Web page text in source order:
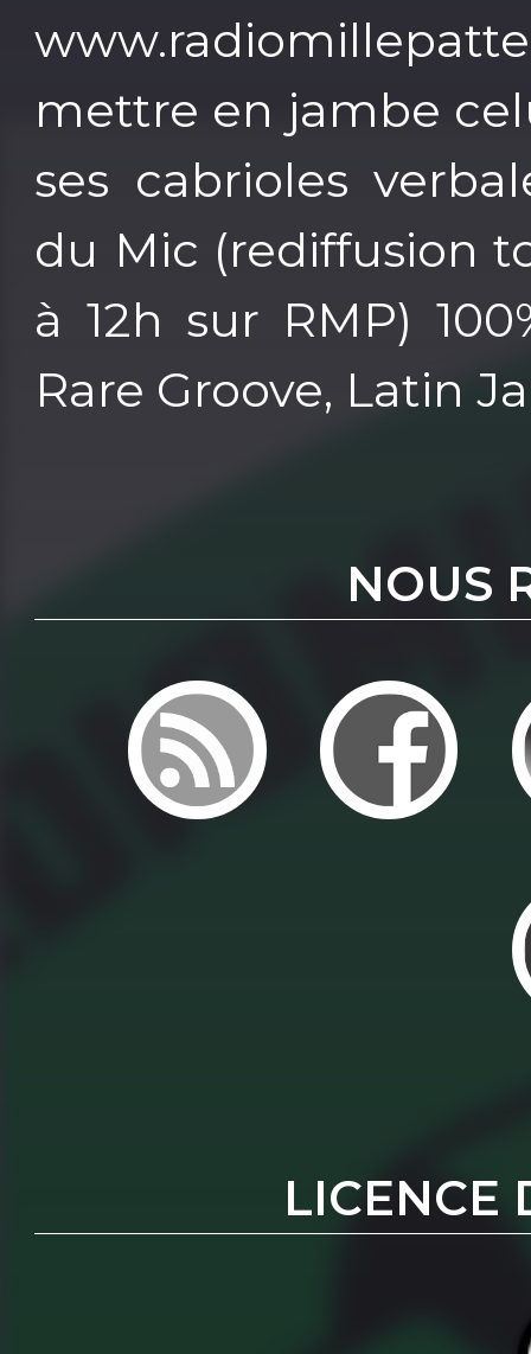
mettre en jambe
ses cabrioles
du Mic (rediffusion
à 12h sur RMP)
Rare Groove, Latin
NOUS
LICENCE